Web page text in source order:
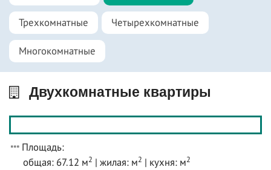
Трехкомнатные Четырехкомнатные
Многокомнатные
Двухкомнатные квартиры
Площадь:
общая: 67.12 м2 | жилая: м2 | кухня: м2